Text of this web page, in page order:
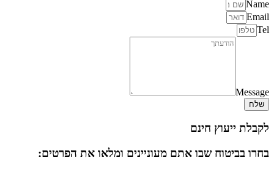
Name
Email
Tel
Message
שלח
לקבלת ייעוץ חינם
בחרו בביטוח שבו אתם מעוניינים ומלאו את הפרטים: